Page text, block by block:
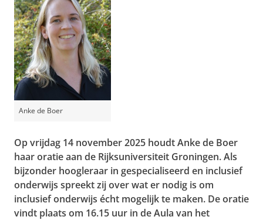
Anke de Boer
Op vrijdag 14 november 2025 houdt Anke de Boer
haar oratie aan de Rijksuniversiteit Groningen. Als
bijzonder hoogleraar in gespecialiseerd en inclusief
onderwijs spreekt zij over wat er nodig is om
inclusief onderwijs écht mogelijk te maken. De oratie
vindt plaats om 16.15 uur in de Aula van het